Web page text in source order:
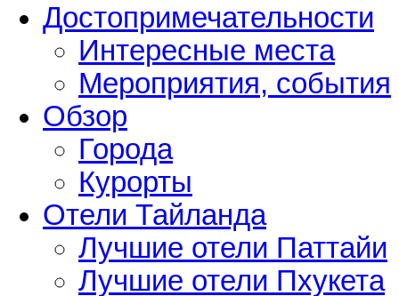
Достопримечательности
Интересные места
Мероприятия, события
Обзор
Города
Курорты
Отели Тайланда
Лучшие отели Паттайи
Лучшие отели Пхукета